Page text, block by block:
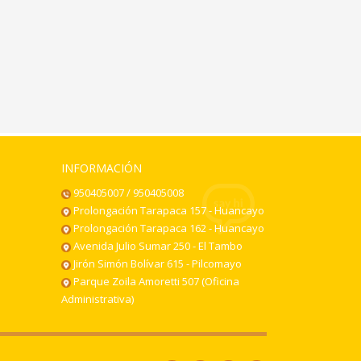
INFORMACIÓN
950405007 / 950405008
Prolongación Tarapaca 157 - Huancayo
Prolongación Tarapaca 162 - Huancayo
Avenida Julio Sumar 250 - El Tambo
Jirón Simón Bolívar 615 - Pilcomayo
Parque Zoila Amoretti 507 (Oficina
Administrativa)